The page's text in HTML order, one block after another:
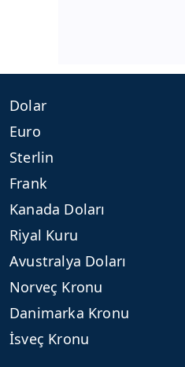
Dolar
Euro
Sterlin
Frank
Kanada Doları
Riyal Kuru
Avustralya Doları
Norveç Kronu
Danimarka Kronu
İsveç Kronu